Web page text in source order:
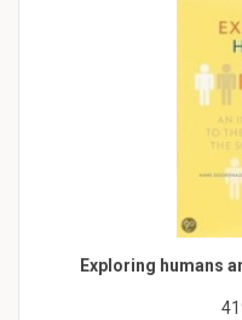
Exploring humans